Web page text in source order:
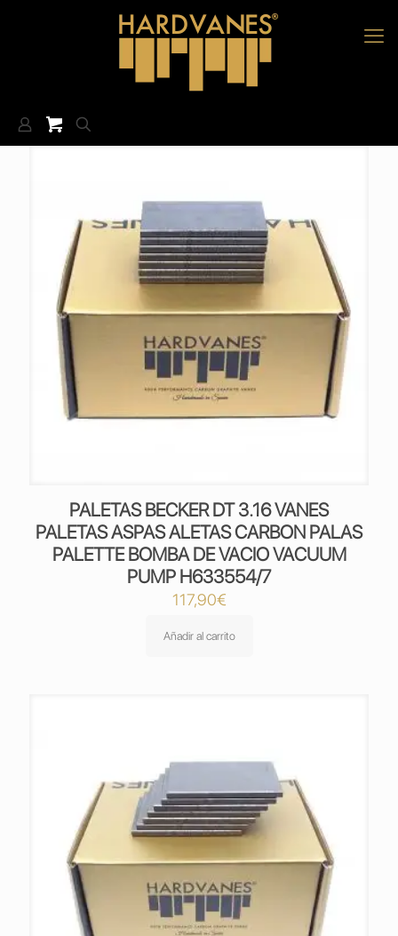
PALETAS BECKER DT 3.16 VANES
PALETAS ASPAS ALETAS CARBON PALAS
PALETTE BOMBA DE VACIO VACUUM
PUMP H633554/7
117,90€
Añadir al carrito